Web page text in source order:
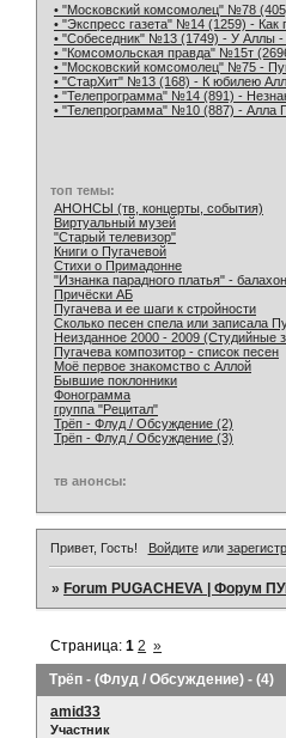
• "Московский комсомолец" №78
• "Экспресс газета" №14 (1259) - Как
• "Собеседник" №13 (1749) - У Аллы -
• "Комсомольская правда" №15т
• "Московский комсомолец" №75 -
• "СтарХит" №13 (168) - К юбилею
• "Телепрограмма" №14 (891) -
• "Телепрограмма" №10 (887) - Алла
топ темы:
АНОНСЫ (тв, концерты, события)
Виртуальный музей
"Старый телевизор"
Книги о Пугачевой
Стихи о Примадонне
"Изнанка парадного платья" -
Причёски АБ
Пугачева и ее шаги к стройности
Сколько песен спела или записала
Неизданное 2000 - 2009 (Студийные
Пугачева композитор - список песен
Моё первое знакомство с Аллой
Бывшие поклонники
Фонограмма
группа "Рецитал"
Трёп - Флуд / Обсуждение (2)
Трёп - Флуд / Обсуждение (3)
тв анонсы:
Привет, Гость! Войдитеили
»Forum PUGACHEVA | Форум
Трёп - (Флуд / Обсуждение) - (4)
Страница:1 2 »
amid33
Участник